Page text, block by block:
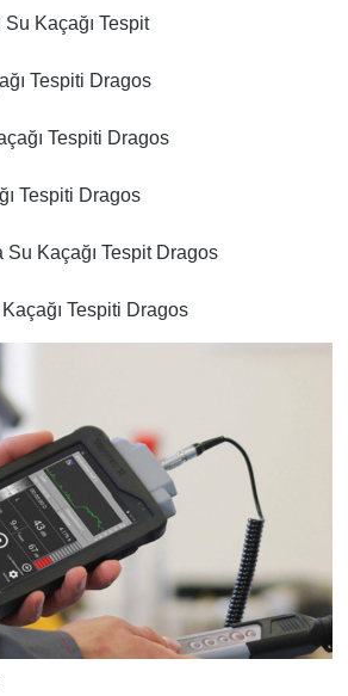
Kaçağı Tespit
Tespiti​ Dragos
Tespiti​ Dragos
Tespiti​ Dragos
Su Kaçağı Tespit​ Dragos
Tespiti​ Dragos